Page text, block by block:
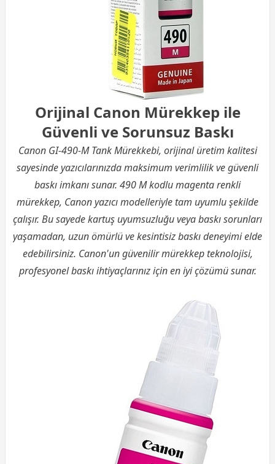
Orijinal Canon Mürekkep ile
Güvenli ve Sorunsuz Baskı
Canon GI-490-M Tank Mürekkebi, orijinal üretim kalitesi
sayesinde yazıcılarınızda maksimum verimlilik ve güvenli
baskı imkanı sunar. 490 M kodlu magenta renkli
mürekkep, Canon yazıcı modelleriyle tam uyumlu şekilde
çalışır. Bu sayede kartuş uyumsuzluğu veya baskı sorunları
yaşamadan, uzun ömürlü ve kesintisiz baskı deneyimi elde
edebilirsiniz. Canon'un güvenilir mürekkep teknolojisi,
profesyonel baskı ihtiyaçlarınız için en iyi çözümü sunar.